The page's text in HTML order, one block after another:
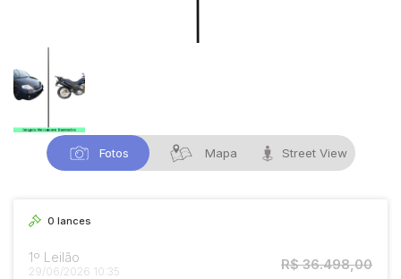
Fotos Mapa Street View
0 lances
1º Leilão
29/06/2026 10:35 R$ 36.498,00